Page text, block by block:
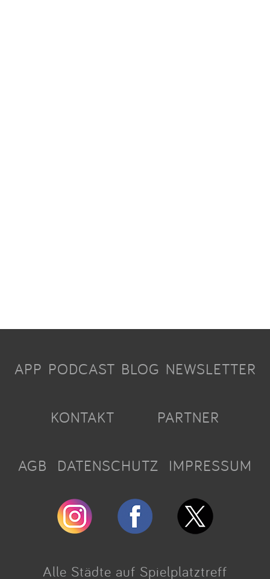
APP PODCAST BLOG NEWSLETTER
KONTAKT PARTNER
AGB DATENSCHUTZ IMPRESSUM
Alle Städte auf Spielplatztreff